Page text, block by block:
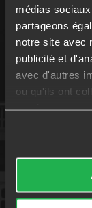
médias
partageons
notre site avec
publicité et
avec d'autres
ou qu'ils ont
services.
DURÉE DU
NOM DU
Je